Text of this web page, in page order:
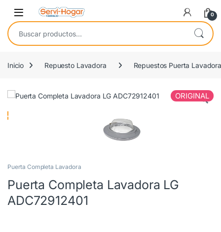
Saltar a navegación
saltar al contenido
Open 0
Buscar por:
Inicio Repuesto Lavadora Repuestos Puerta
ORIGINAL
Puerta Completa Lavadora
Puerta Completa Lavadora LG
ADC72912401